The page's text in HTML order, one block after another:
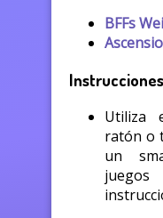
BFFs
Utiliza
ratón o
un